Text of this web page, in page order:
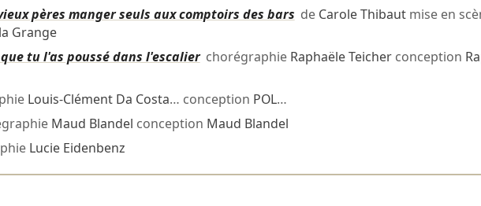
pères manger seuls aux comptoirs des bars de Carole Thibautmise en
Grange
tu l'as poussé dans l'escalierchorégraphie Raphaële Teicherconception
Louis-Clément Da Costa… conception POL…
Maud Blandel conception Maud Blandel
Lucie Eidenbenz